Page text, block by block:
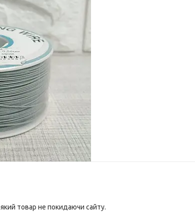
товар не покидаючи сайту.